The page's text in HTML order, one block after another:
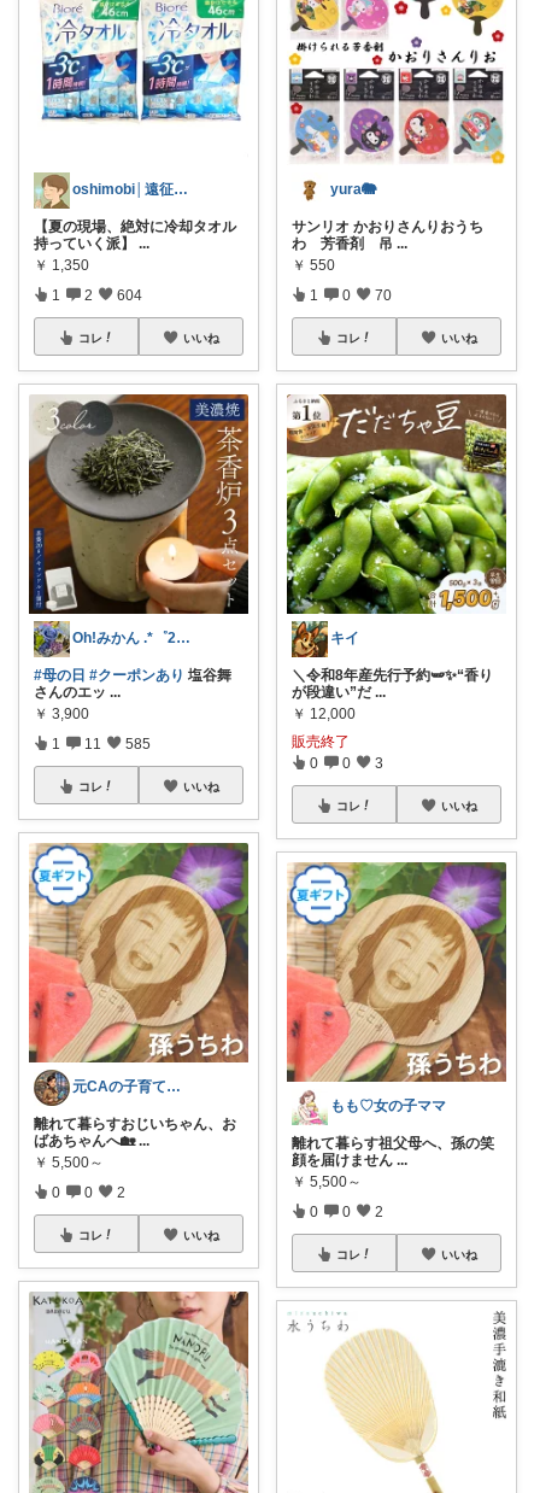
oshimobi│遠征オタク
【夏の現場、絶対に冷却タオル
持っていく派】
...
￥ 1,350
1 2 604
コレ いいね
Oh!みかん .*゜25.5ご購入感謝
#母の日 #クーポンあり 塩谷舞
さんのエッ ...
￥ 3,900
1 11 585
コレ いいね
元CAの子育ておしゃれLife♡
離れて暮らすおじいちゃん、お
ばあちゃんへ🏡 ...
￥ 5,500～
0 0 2
コレ いいね
yura🐘
サンリオ かおりさんりおうち
わ 芳香剤 吊 ...
￥ 550
1 0 70
コレ いいね
キイ
＼令和8年産先行予約🫛✨“香り
が段違い”だ ...
￥ 12,000
販売終了
0 0 3
コレ いいね
もも♡女の子ママ
離れて暮らす祖父母へ、孫の笑
顔を届けません ...
￥ 5,500～
0 0 2
コレ いいね